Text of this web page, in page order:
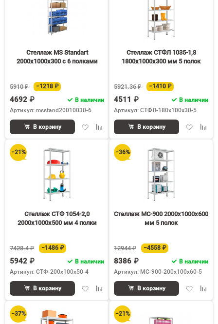
Стеллаж MS Standart
2000х1000х300 c 6 полками
5910 ₽ −1218 ₽
4692 ₽
В наличии
Артикул: msstand20010030-6
ДобавитьДобавить
сравнению
В корзину
Стеллаж СТФЛ 1035-1,8
1800х1000х300 мм 5 полок
5921.36 ₽ −1410 ₽
4511 ₽
В наличии
Артикул: СТФЛ-180х100х30-5
Добавить
В корзину
−21%
Стеллаж СТФ 1054-2,0
2000х1000х500 мм 4 полки
7428.4 ₽ −1486 ₽
5942 ₽
В наличии
Артикул: СТФ-200х100х50-4
ДобавитьДобавить
сравнению
В корзину
−36%
Стеллаж МС-900 2000х1000х600
мм 5 полок
12944 ₽ −4558 ₽
8386 ₽
В наличии
Артикул: МС-900-200х100х60-5
Добавить
В корзину
−37% −21%